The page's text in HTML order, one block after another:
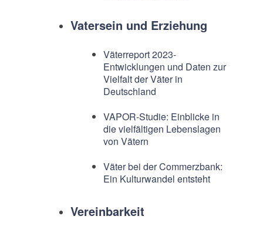
Vatersein und Erziehung
Väterreport 2023-
Entwicklungen und Daten zur
Vielfalt der Väter in
Deutschland
VAPOR-Studie: Einblicke in
die vielfältigen Lebenslagen
von Vätern
Väter bei der Commerzbank:
Ein Kulturwandel entsteht
Vereinbarkeit